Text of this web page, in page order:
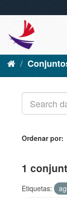
Ordenar por
1
Etiquetas: